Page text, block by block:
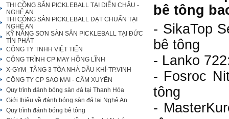
THI CÔNG SÂN PICKLEBALL TẠI DIỄN CHÂU -
NGHỆ AN
THI CÔNG SÂN PICKLEBALL ĐẠT CHUẨN TẠI
NGHỆ AN
KỸ NĂNG SƠN SÀN SÂN PICKLEBALL TẠI ĐỨC
TÍN PHÁT
CÔNG TY TNHH VIỆT TIẾN
CÔNG TRÌNH CP MAY HỒNG LĨNH
X-GYM_TẦNG 3 TÒA NHÀ DẦU KHÍ-TP.VINH
CÔNG TY CP SAO MAI - CẨM XUYÊN
Quy trình đánh bóng sàn đá tại Thanh Hóa
Giới thiệu về đánh bóng sàn đá tại Nghệ An
Quy trình đánh bóng bê tông
bê tông
- SikaTop
bê tông
- Lanko
- Fosroc
tông
-